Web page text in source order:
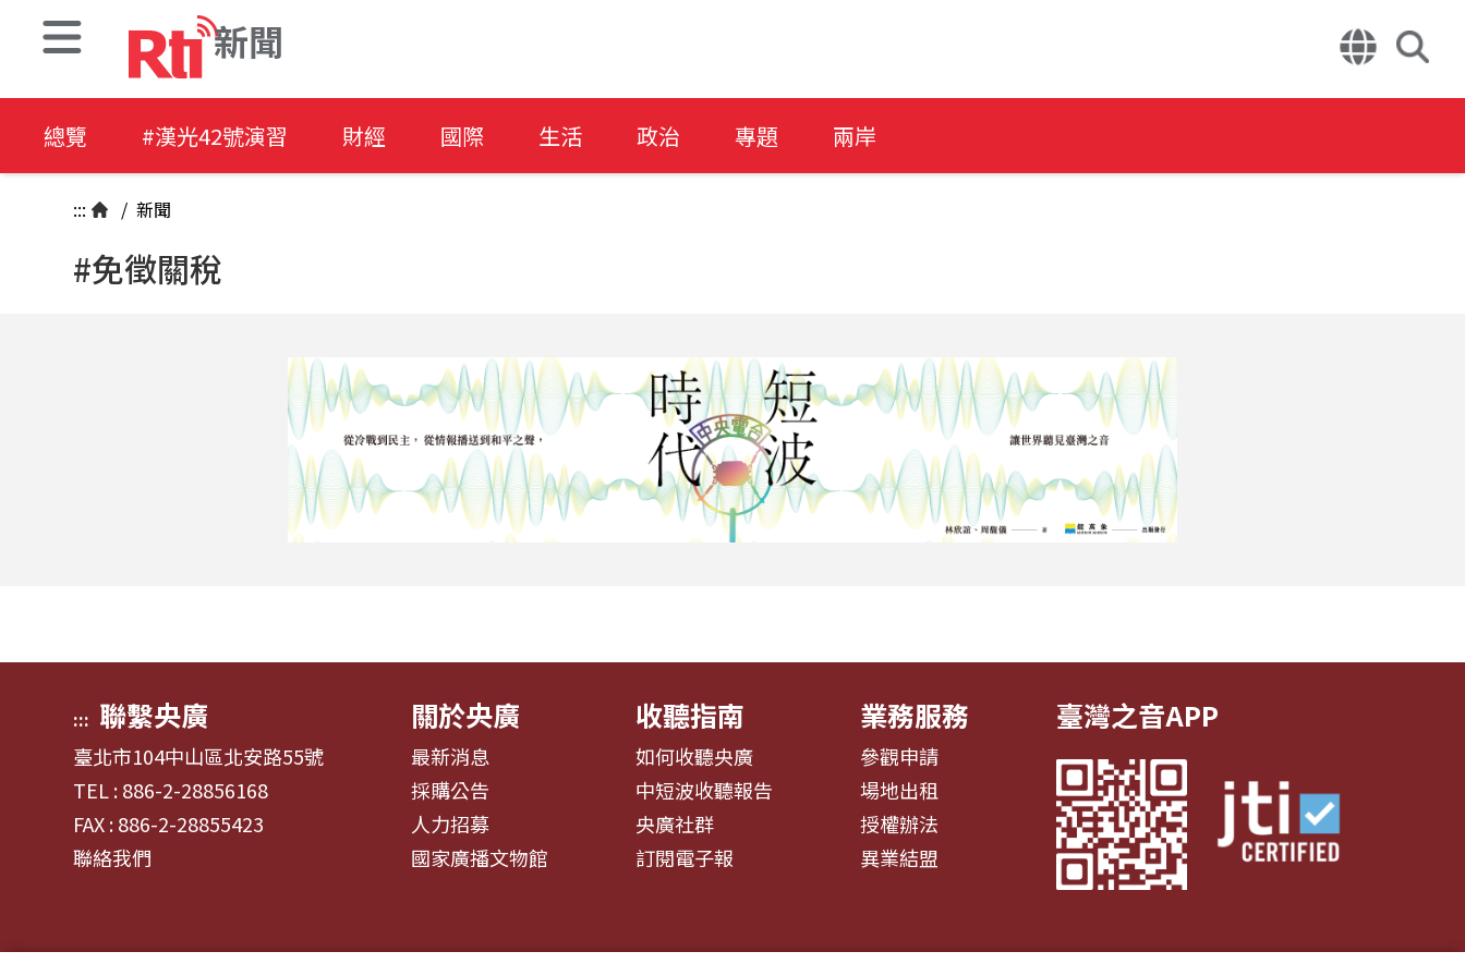
新聞
總覽 #漢光42號演習 財經 國際 生活 政治 專題 兩岸
::: / 新聞
#免徵關稅
::: 聯繫央廣
臺北市104中山區北安路55號
TEL : 886-2-28856168
FAX : 886-2-28855423
聯絡我們
關於央廣
最新消息
採購公告
人力招募
國家廣播文物館
收聽指南
如何收聽央廣
中短波收聽報告
央廣社群
訂閱電子報
業務服務
參觀申請
場地出租
授權辦法
異業結盟
臺灣之音APP